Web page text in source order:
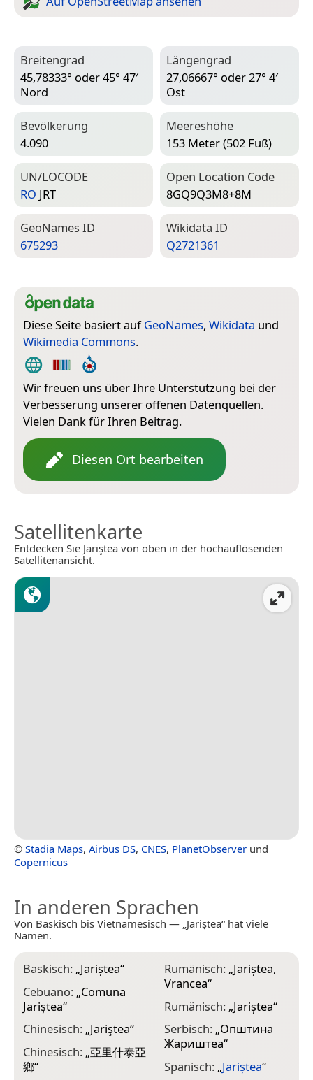
Breitengrad
45,78333° oder 45° 47′
Nord
Längengrad
27,06667° oder 27° 4′
Ost
Bevölkerung
4.090
Meereshöhe
153 Meter (502 Fuß)
UN/LOCODE
RO JRT
Open Location Code
8GQ9Q3M8+8M
Geo­Names ID
675293
Wiki­data ID
Q2721361
Diese Seite basiert aufGeoNames, Wikidata und
Wikimedia Commons.
Wir freuen uns über Ihre Unterstützung bei der
Verbesserung unserer offenen Datenquellen.
Vielen Dank für Ihren Beitrag.
Diesen Ort bearbeiten
Satellitenkarte
Entdecken Sie Jariştea von oben in der hochauflösenden
Satellitenansicht.
© Stadia Maps, Airbus DS, CNES, PlanetObserver und
Copernicus
In anderen Sprachen
Von Baskisch bis Vietnamesisch — „Jariştea“ hat viele
Namen.
Baskisch: „Jariștea“
Cebuano: „Comuna
Jariștea“
Chinesisch: „Jariştea“
Chinesisch: „亞里什泰亞
鄉“
Rumänisch: „Jariștea,
Vrancea“
Rumänisch: „Jariștea“
Serbisch: „Општина
Жариштеа“
Spanisch: „Jariștea“